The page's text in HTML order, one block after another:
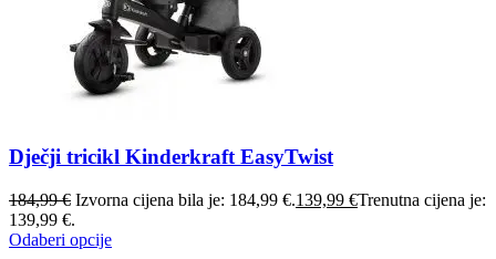
Dječji tricikl Kinderkraft EasyTwist
184,99€ Izvorna cijena bila je: 184,99 €.139,99 €Trenutna cijena je:
139,99 €.
Odaberi opcije